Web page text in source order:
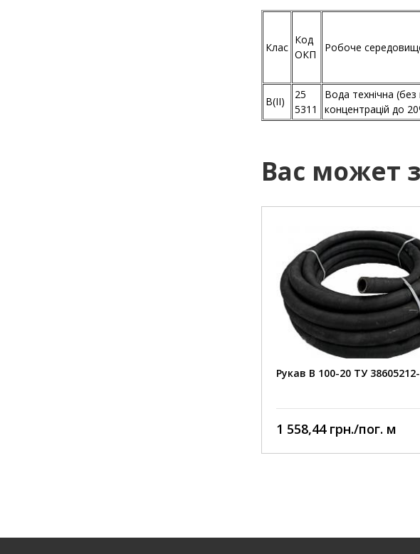
Клас
Код
ОКП
Робоче
В(II)
25
5311
Вода технічна (без
концентрацій до
Вас может
Рукав укріплений міцним та еластичним тканинним
Для роботи у якості гнучких трубопроводів для подачі
концентрацією до 20% (крім азотної кислоти)
Рукав В 100-20 ТУ
Рукав укріплений міцним
обплетенням, що робить
пошкоджень при
Стійкий до стирання,
ультрафіолету
під тиском технічної води
Подача розчинів
концентрацією до 20% (крім
1 558,44 грн./пог. м